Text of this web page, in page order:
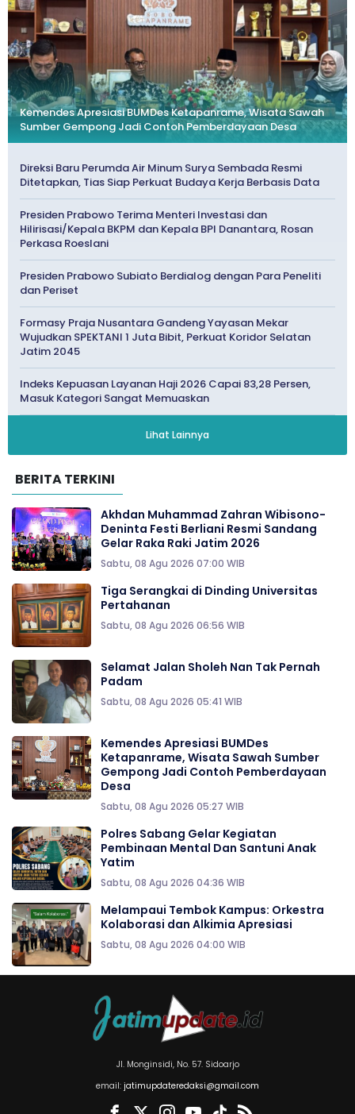
Kemendes Apresiasi BUMDes Ketapanrame, Wisata Sawah
Sumber Gempong Jadi Contoh Pemberdayaan Desa
Direksi Baru Perumda Air Minum Surya Sembada Resmi
Ditetapkan, Tias Siap Perkuat Budaya Kerja Berbasis Data
Presiden Prabowo Terima Menteri Investasi dan
Hilirisasi/Kepala BKPM dan Kepala BPI Danantara, Rosan
Perkasa Roeslani
Presiden Prabowo Subiato Berdialog dengan Para Peneliti
dan Periset
Formasy Praja Nusantara Gandeng Yayasan Mekar
Wujudkan SPEKTANI 1 Juta Bibit, Perkuat Koridor Selatan
Jatim 2045
Indeks Kepuasan Layanan Haji 2026 Capai 83,28 Persen,
Masuk Kategori Sangat Memuaskan
Lihat Lainnya
BERITA TERKINI
Akhdan Muhammad Zahran Wibisono-
Deninta Festi Berliani Resmi Sandang
Gelar Raka Raki Jatim 2026
Sabtu, 08 Agu 2026 07:00 WIB
Tiga Serangkai di Dinding Universitas
Pertahanan
Sabtu, 08 Agu 2026 06:56 WIB
Selamat Jalan Sholeh Nan Tak Pernah
Padam
Sabtu, 08 Agu 2026 05:41 WIB
Kemendes Apresiasi BUMDes
Ketapanrame, Wisata Sawah Sumber
Gempong Jadi Contoh Pemberdayaan
Desa
Sabtu, 08 Agu 2026 05:27 WIB
Polres Sabang Gelar Kegiatan
Pembinaan Mental Dan Santuni Anak
Yatim
Sabtu, 08 Agu 2026 04:36 WIB
Melampaui Tembok Kampus: Orkestra
Kolaborasi dan Alkimia Apresiasi
Sabtu, 08 Agu 2026 04:00 WIB
Jl. Monginsidi, No. 57. Sidoarjo
email: jatimupdateredaksi@gmail.com